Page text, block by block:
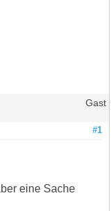
Gast
#1
eine Sache